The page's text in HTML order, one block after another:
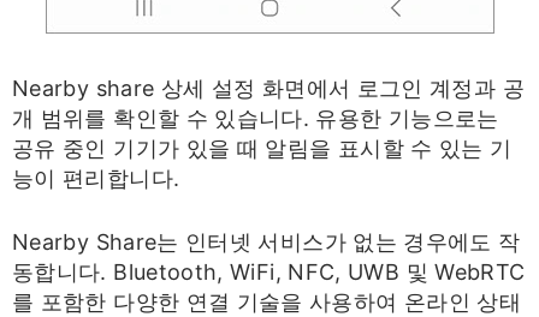
Nearby share 상세 설정 화면에서 로그인 계정과 공
개 범위를 확인할 수 있습니다. 유용한 기능으로는
공유 중인 기기가 있을 때 알림을 표시할 수 있는 기
능이 편리합니다.
Nearby Share는 인터넷 서비스가 없는 경우에도 작
동합니다. Bluetooth, WiFi, NFC, UWB 및 WebRTC
를 포함한 다양한 연결 기술을 사용하여 온라인 상태